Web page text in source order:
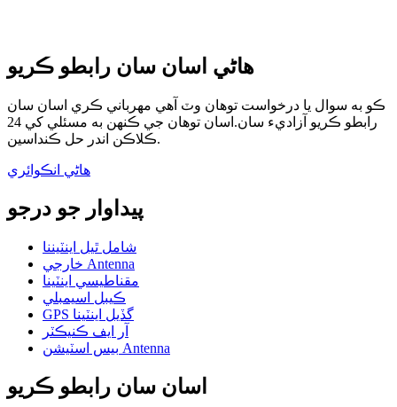
هاڻي اسان سان رابطو ڪريو
ڪو به سوال يا درخواست توهان وٽ آهي مهرباني ڪري اسان سان
رابطو ڪريو آزاديء سان.اسان توهان جي ڪنهن به مسئلي کي 24
ڪلاڪن اندر حل ڪنداسين.
هاڻي انڪوائري
پيداوار جو درجو
شامل ٿيل اينٽيننا
خارجي Antenna
مقناطيسي اينٽينا
ڪيبل اسيمبلي
GPS گڏيل اينٽينا
آر ايف ڪنيڪٽر
بيس اسٽيشن Antenna
اسان سان رابطو ڪريو